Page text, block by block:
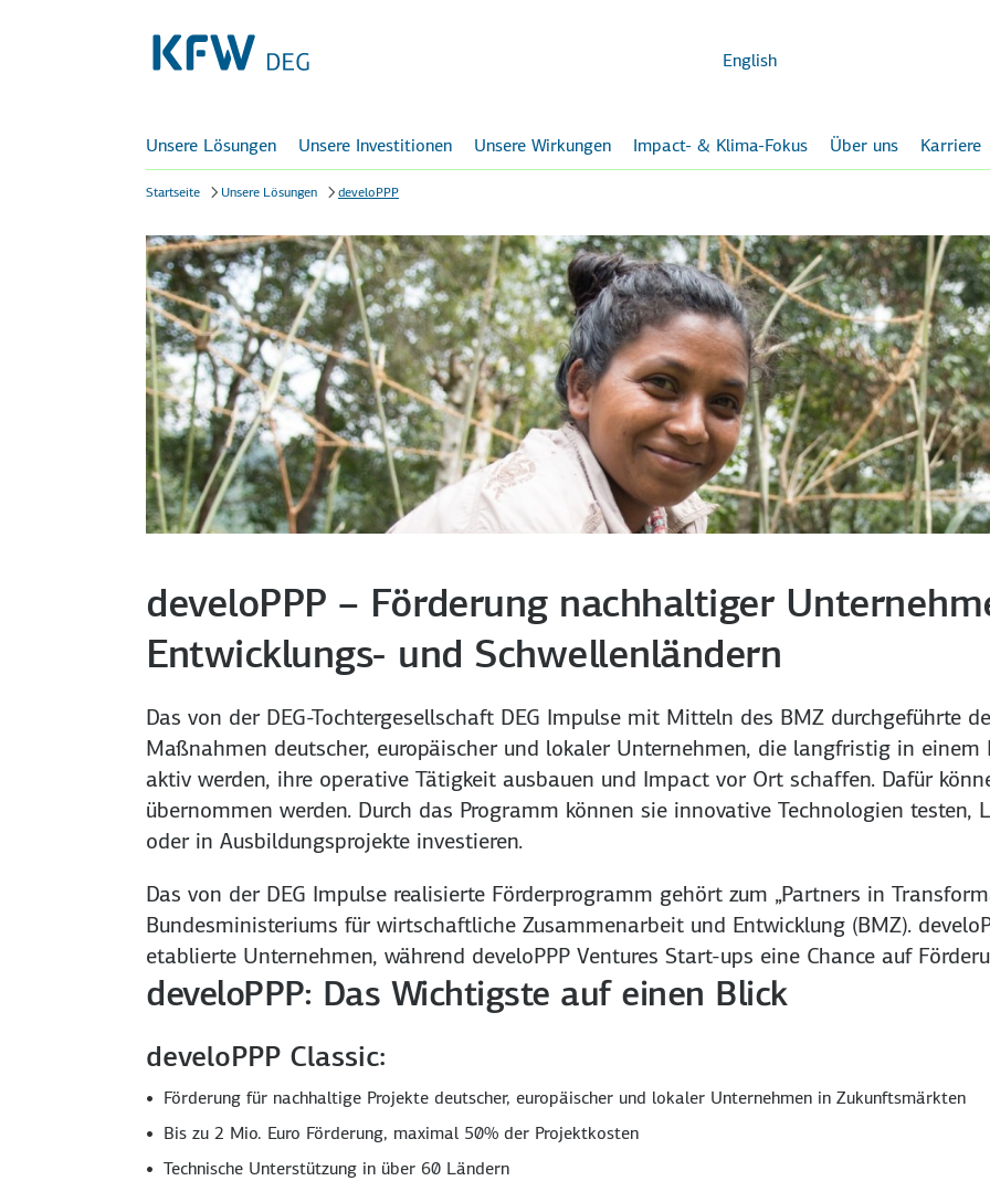
English
Unsere Lösungen Unsere Investitionen Unsere Wirkungen Impact- & Klima-Fokus Über uns Karriere
Startseite Unsere Lösungen develoPPP
develoPPP – Förderung nachhaltiger
Entwicklungs- und Schwellenländern
Das von der DEG-Tochtergesellschaft DEG Impulse mit Mitteln des BMZ durchgeführte
Maßnahmen deutscher, europäischer und lokaler Unternehmen, die langfristig in einem
aktiv werden, ihre operative Tätigkeit ausbauen und Impact vor Ort schaffen. Dafür
übernommen werden. Durch das Programm können sie innovative Technologien
oder in Ausbildungsprojekte investieren.
Das von der DEG Impulse realisierte Förderprogramm gehört zum „Partners in
Bundesministeriums für wirtschaftliche Zusammenarbeit und Entwicklung (BMZ).
etablierte Unternehmen, während develoPPP Ventures Start-ups eine Chance auf
develoPPP: Das Wichtigste auf einen Blick
develoPPP Classic:
Förderung für nachhaltige Projekte deutscher, europäischer und lokaler Unternehmen in Zukunftsmärkten
Bis zu 2 Mio. Euro Förderung, maximal 50% der Projektkosten
Technische Unterstützung in über 60 Ländern